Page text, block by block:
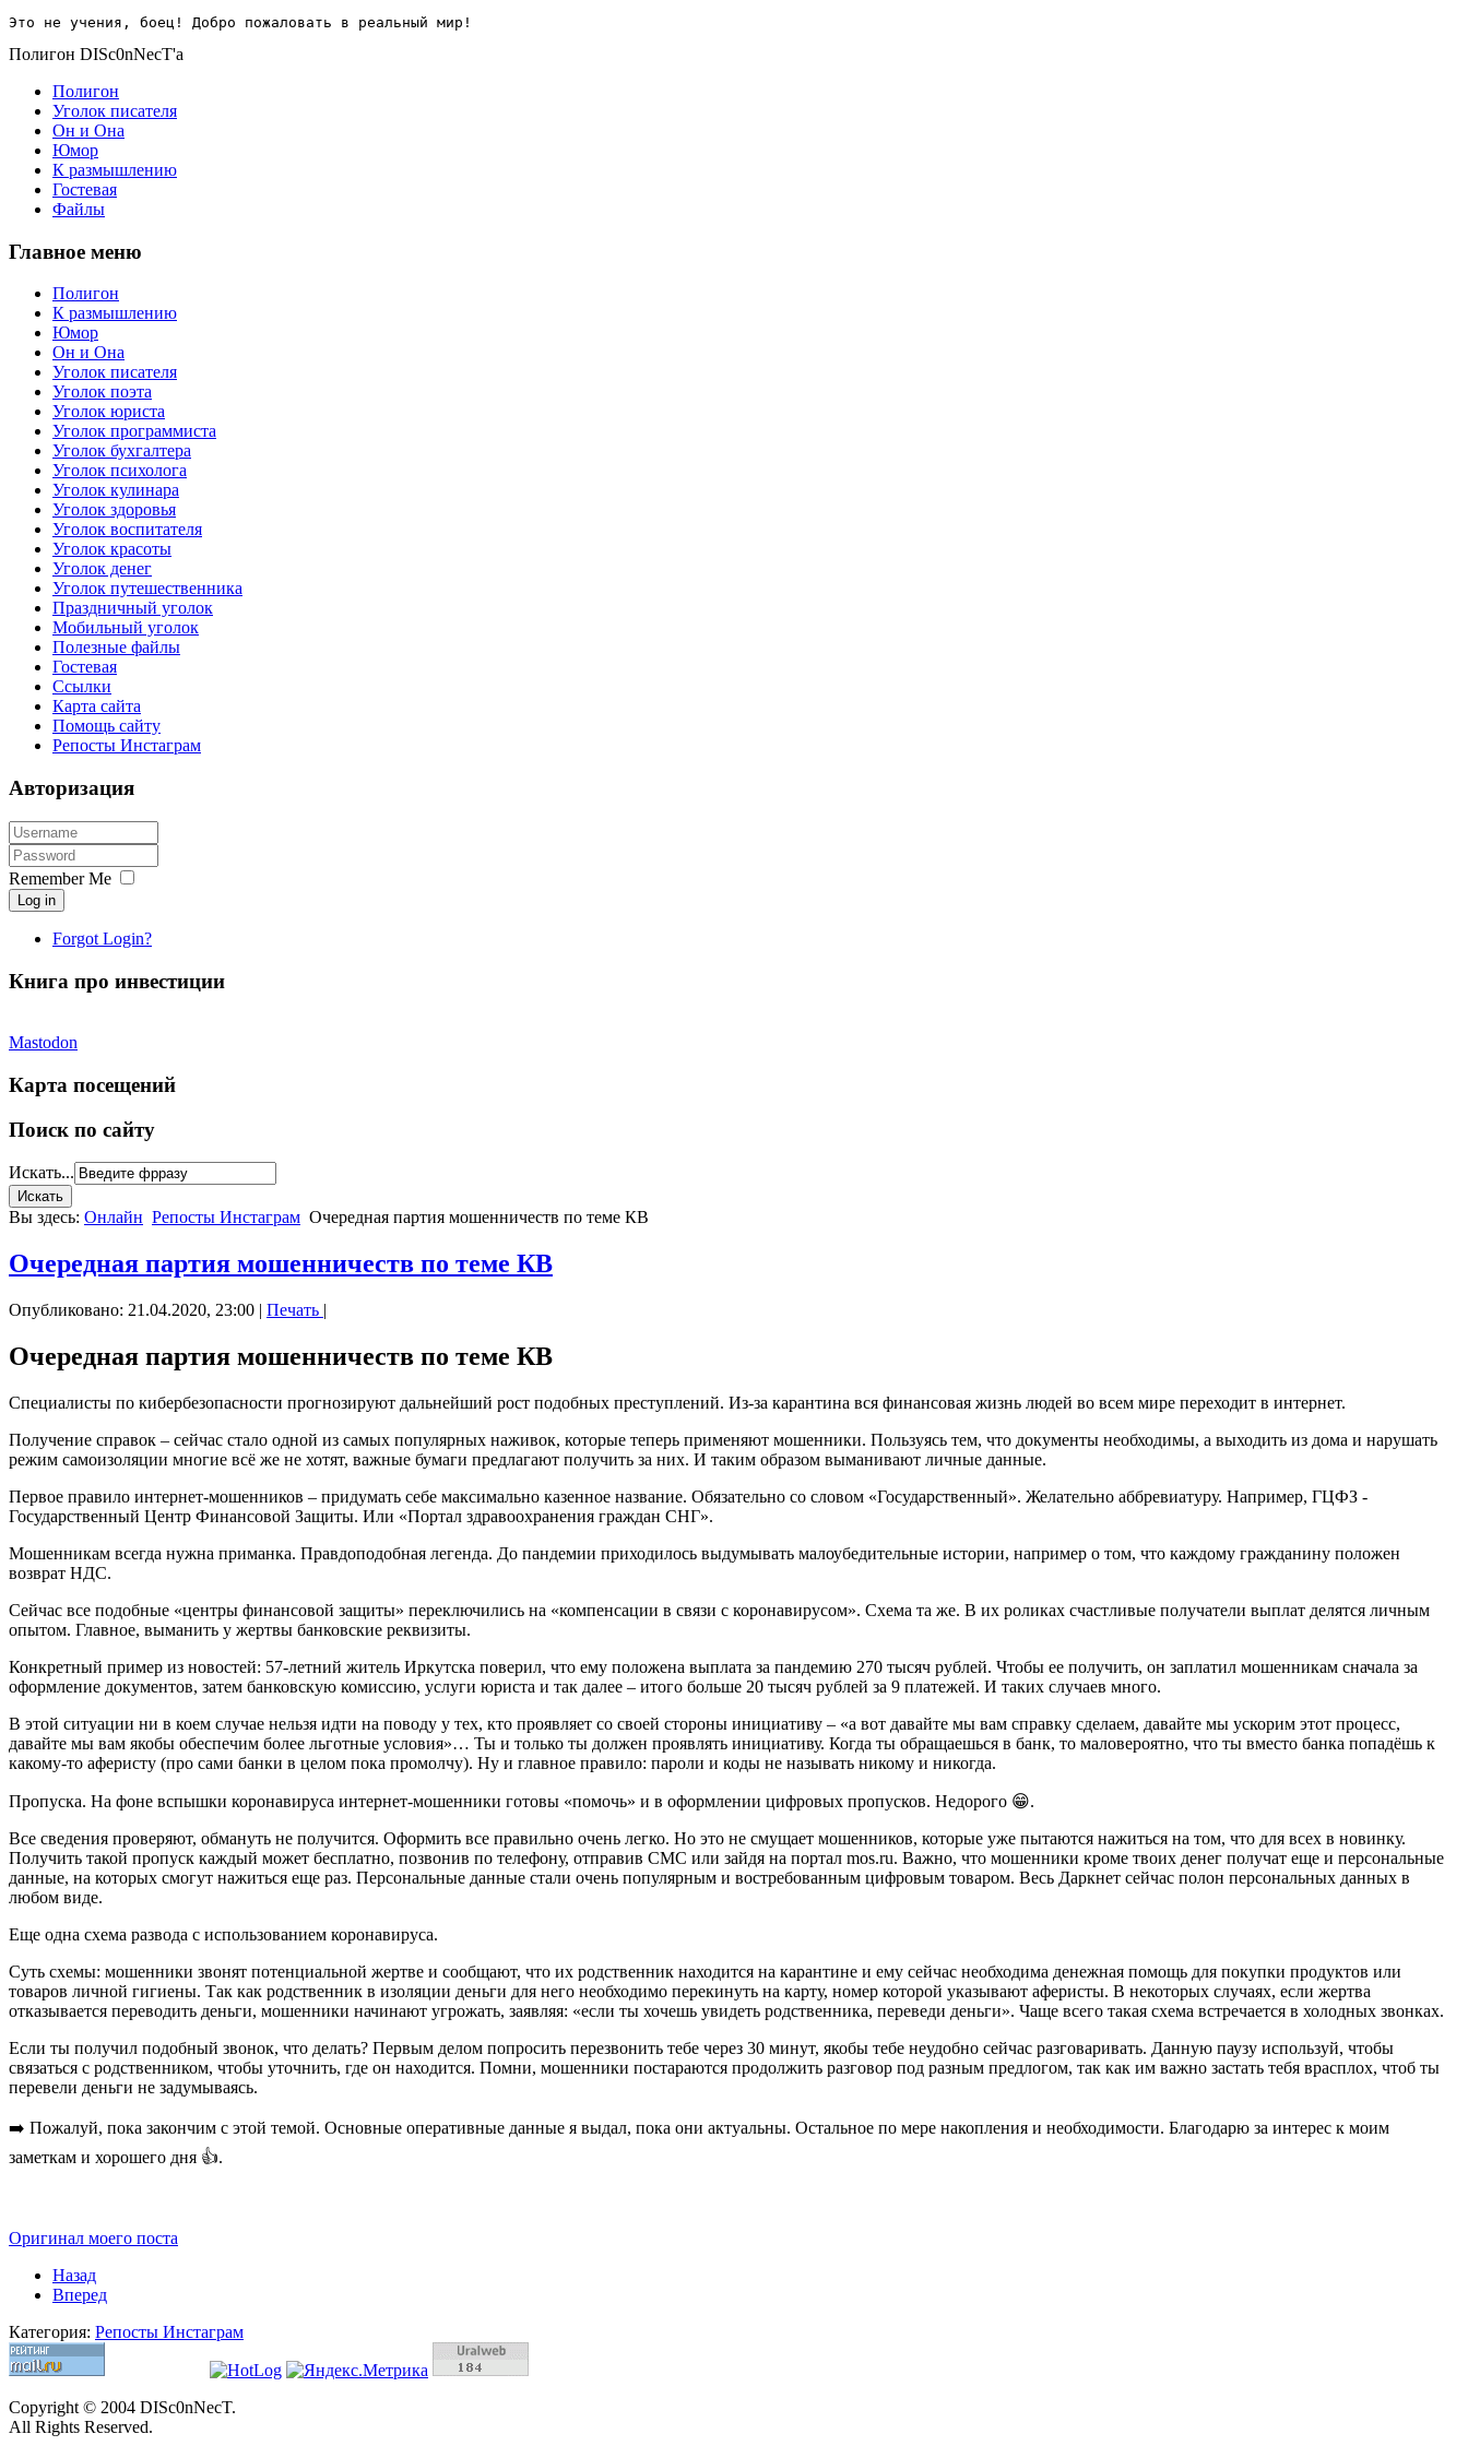
Это не учения, боец! Добро пожаловать в реальный мир!
Полигон DISc0nNecT'a
Полигон
Уголок писателя
Он и Она
Юмор
К размышлению
Гостевая
Файлы
Главное меню
Полигон
К размышлению
Юмор
Он и Она
Уголок писателя
Уголок поэта
Уголок юриста
Уголок программиста
Уголок бухгалтера
Уголок психолога
Уголок кулинара
Уголок здоровья
Уголок воспитателя
Уголок красоты
Уголок денег
Уголок путешественника
Праздничный уголок
Мобильный уголок
Полезные файлы
Гостевая
Ссылки
Карта сайта
Помощь сайту
Репосты Инстаграм
Авторизация
Remember Me
Log in
Forgot Login?
Книга про инвестиции
Mastodon
Карта посещений
Поиск по сайту
Искать...
Вы здесь: Онлайн Репосты Инстаграм Очередная партия мошенничеств по теме КВ
Очередная партия мошенничеств по теме КВ
Опубликовано: 21.04.2020, 23:00 | Печать |
Очередная партия мошенничеств по теме КВ
Специалисты по кибербезопасности прогнозируют дальнейший рост подобных преступлений. Из-за карантина вся финансовая жизнь людей во всем мире переходит в интернет.
Получение справок – сейчас стало одной из самых популярных наживок, которые теперь применяют мошенники. Пользуясь тем, что документы необходимы, а выходить из дома и нарушать
режим самоизоляции многие всё же не хотят, важные бумаги предлагают получить за них. И таким образом выманивают личные данные.
Первое правило интернет-мошенников – придумать себе максимально казенное название. Обязательно со словом «Государственный». Желательно аббревиатуру. Например, ГЦФЗ -
Государственный Центр Финансовой Защиты. Или «Портал здравоохранения граждан СНГ».
Мошенникам всегда нужна приманка. Правдоподобная легенда. До пандемии приходилось выдумывать малоубедительные истории, например о том, что каждому гражданину положен
возврат НДС.
Сейчас все подобные «центры финансовой защиты» переключились на «компенсации в связи с коронавирусом». Схема та же. В их роликах счастливые получатели выплат делятся личным
опытом. Главное, выманить у жертвы банковские реквизиты.
Конкретный пример из новостей: 57-летний житель Иркутска поверил, что ему положена выплата за пандемию 270 тысяч рублей. Чтобы ее получить, он заплатил мошенникам сначала за
оформление документов, затем банковскую комиссию, услуги юриста и так далее – итого больше 20 тысяч рублей за 9 платежей. И таких случаев много.
В этой ситуации ни в коем случае нельзя идти на поводу у тех, кто проявляет со своей стороны инициативу – «а вот давайте мы вам справку сделаем, давайте мы ускорим этот процесс,
давайте мы вам якобы обеспечим более льготные условия»… Ты и только ты должен проявлять инициативу. Когда ты обращаешься в банк, то маловероятно, что ты вместо банка попадёшь к
какому-то аферисту (про сами банки в целом пока промолчу). Ну и главное правило: пароли и коды не называть никому и никогда.
Пропуска. На фоне вспышки коронавируса интернет-мошенники готовы «помочь» и в оформлении цифровых пропусков. Недорого 😁.
Все сведения проверяют, обмануть не получится. Оформить все правильно очень легко. Но это не смущает мошенников, которые уже пытаются нажиться на том, что для всех в новинку.
Получить такой пропуск каждый может бесплатно, позвонив по телефону, отправив СМС или зайдя на портал mos.ru. Важно, что мошенники кроме твоих денег получат еще и персональные
данные, на которых смогут нажиться еще раз. Персональные данные стали очень популярным и востребованным цифровым товаром. Весь Даркнет сейчас полон персональных данных в
любом виде.
Еще одна схема развода с использованием коронавируса.
Суть схемы: мошенники звонят потенциальной жертве и сообщают, что их родственник находится на карантине и ему сейчас необходима денежная помощь для покупки продуктов или
товаров личной гигиены. Так как родственник в изоляции деньги для него необходимо перекинуть на карту, номер которой указывают аферисты. В некоторых случаях, если жертва
отказывается переводить деньги, мошенники начинают угрожать, заявляя: «если ты хочешь увидеть родственника, переведи деньги». Чаще всего такая схема встречается в холодных звонках.
Если ты получил подобный звонок, что делать? Первым делом попросить перезвонить тебе через 30 минут, якобы тебе неудобно сейчас разговаривать. Данную паузу используй, чтобы
связаться с родственником, чтобы уточнить, где он находится. Помни, мошенники постараются продолжить разговор под разным предлогом, так как им важно застать тебя врасплох, чтоб ты
перевели деньги не задумываясь.
➡️ Пожалуй, пока закончим с этой темой. Основные оперативные данные я выдал, пока они актуальны. Остальное по мере накопления и необходимости. Благодарю за интерес к моим
заметкам и хорошего дня 👍.
Оригинал моего поста
Назад
Вперед
Категория: Репосты Инстаграм
Copyright © 2004 DISc0nNecT.
All Rights Reserved.